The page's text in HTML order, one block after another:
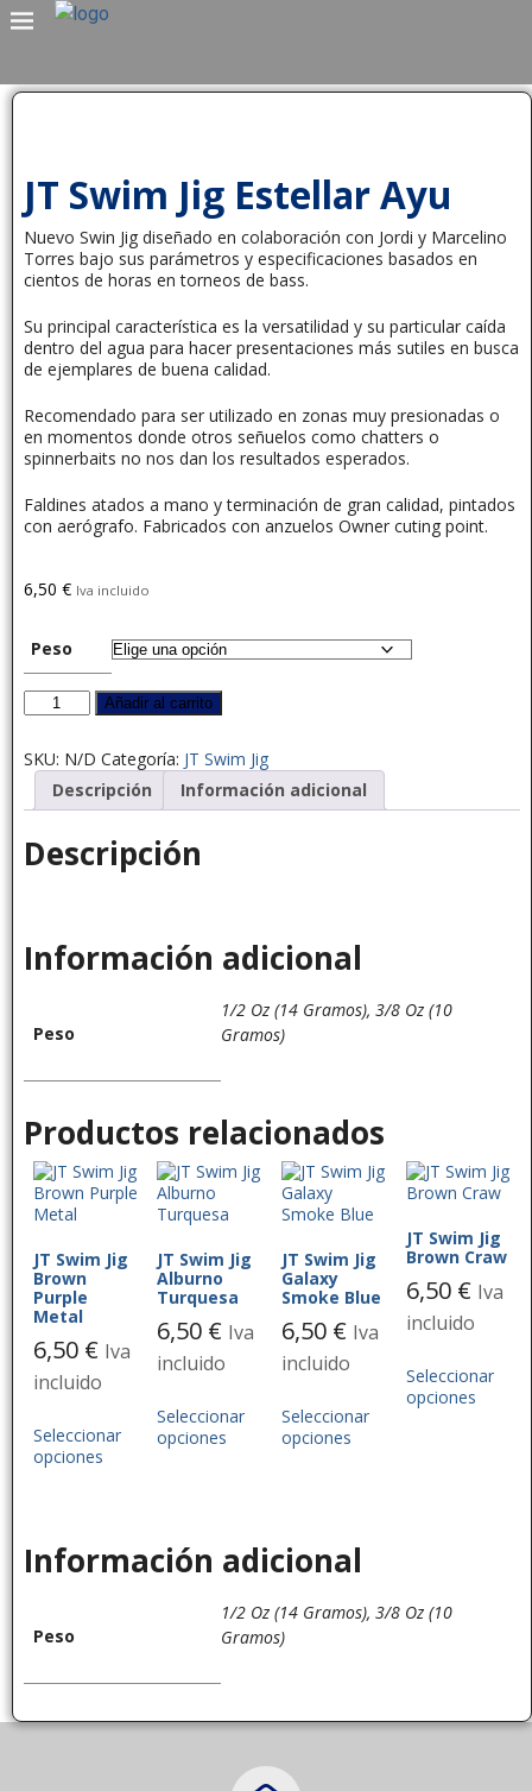
JT Swim Jig Estellar Ayu
Nuevo Swin Jig diseñado en colaboración con Jordi y Marcelino
Torres bajo sus parámetros y especificaciones basados en
cientos de horas en torneos de bass.
Su principal característica es la versatilidad y su particular caída
dentro del agua para hacer presentaciones más sutiles en busca
de ejemplares de buena calidad.
Recomendado para ser utilizado en zonas muy presionadas o
en momentos donde otros señuelos como chatters o
spinnerbaits no nos dan los resultados esperados.
Faldines atados a mano y terminación de gran calidad, pintados
con aerógrafo. Fabricados con anzuelos Owner cuting point.
6,50 € Iva incluido
Peso
Añadir al carrito
SKU: N/D Categoría: JT Swim Jig
Descripción
Información adicional
Descripción
Información adicional
Peso
1/2 Oz (14 Gramos), 3/8 Oz (10
Gramos)
Productos relacionados
JT Swim Jig
Brown
Purple
Metal
6,50 € Iva
incluido
Seleccionar
opciones
JT Swim Jig
Alburno
Turquesa
6,50 € Iva
incluido
Seleccionar
opciones
JT Swim Jig
Galaxy
Smoke Blue
6,50 € Iva
incluido
Seleccionar
opciones
JT Swim Jig
Brown Craw
6,50 € Iva
incluido
Seleccionar
opciones
Información adicional
Peso
1/2 Oz (14 Gramos), 3/8 Oz (10
Gramos)